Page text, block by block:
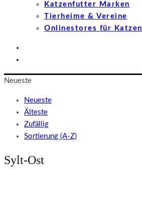
Katzenfutter Marken
Tierheime & Vereine
Onlinestores für Katzen
Neueste
Neueste
Älteste
Zufällig
Sortierung (A-Z)
Sylt-Ost